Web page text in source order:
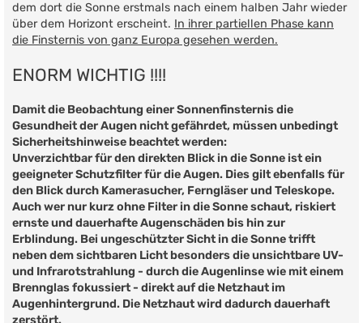
dem dort die Sonne erstmals nach einem halben Jahr wieder
über dem Horizont erscheint. In ihrer partiellen Phase kann
die Finsternis von ganz Europa gesehen werden.
ENORM WICHTIG !!!!
Damit die Beobachtung einer Sonnenfinsternis die
Gesundheit der Augen nicht gefährdet, müssen unbedingt
Sicherheitshinweise beachtet werden:
Unverzichtbar für den direkten Blick in die Sonne ist ein
geeigneter Schutzfilter für die Augen. Dies gilt ebenfalls für
den Blick durch Kamerasucher, Ferngläser und Teleskope.
Auch wer nur kurz ohne Filter in die Sonne schaut, riskiert
ernste und dauerhafte Augenschäden bis hin zur
Erblindung. Bei ungeschützter Sicht in die Sonne trifft
neben dem sichtbaren Licht besonders die unsichtbare UV-
und Infrarotstrahlung - durch die Augenlinse wie mit einem
Brennglas fokussiert - direkt auf die Netzhaut im
Augenhintergrund. Die Netzhaut wird dadurch dauerhaft
zerstört.